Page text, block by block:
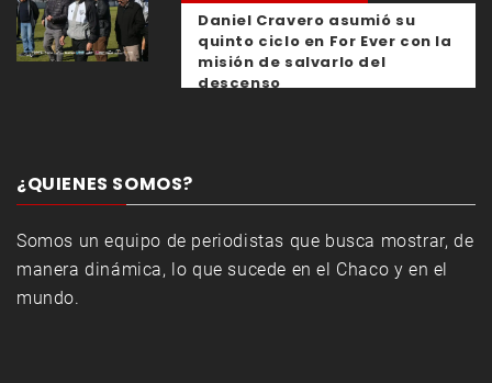
Daniel Cravero asumió su
quinto ciclo en For Ever con la
misión de salvarlo del
descenso
¿QUIENES SOMOS?
Somos un equipo de periodistas que busca mostrar, de
manera dinámica, lo que sucede en el Chaco y en el
mundo.